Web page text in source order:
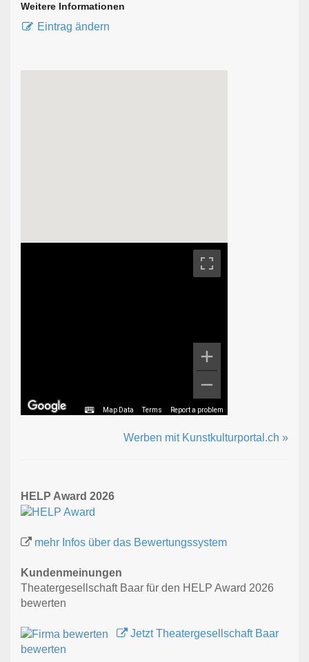
Weitere Informationen
Eintrag ändern
Map Data Terms Report a problem
Werben mit Kunstkulturportal.ch »
HELP Award 2026
mehr Infos über das Bewertungssystem
Kundenmeinungen
Theatergesellschaft Baar für den HELP Award 2026
bewerten
Jetzt Theatergesellschaft Baar
bewerten